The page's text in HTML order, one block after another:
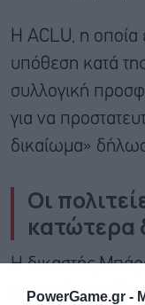
PowerGame.gr -
Η ACLU, η οποία
υπόθεση κατά
συλλογική
για να
δικαίωμα»
Οι
κατώτερα
Η δικαστής
περιπτώσεις,